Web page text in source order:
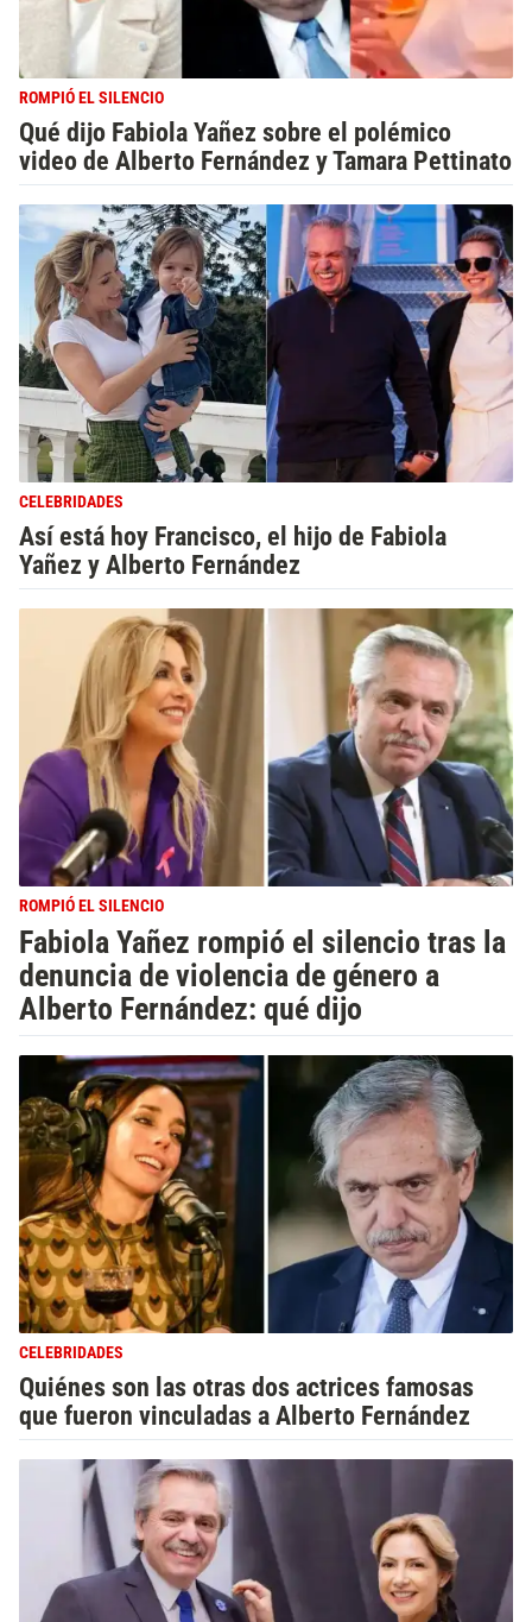
ROMPIÓ EL SILENCIO
Qué dijo Fabiola Yañez sobre el polémico
video de Alberto Fernández y Tamara Pettinato
CELEBRIDADES
Así está hoy Francisco, el hijo de Fabiola
Yañez y Alberto Fernández
ROMPIÓ EL SILENCIO
Fabiola Yañez rompió el silencio tras la
denuncia de violencia de género a
Alberto Fernández: qué dijo
CELEBRIDADES
Quiénes son las otras dos actrices famosas
que fueron vinculadas a Alberto Fernández